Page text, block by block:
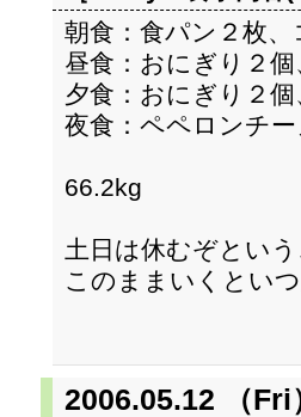
朝食：食パン２枚
昼食：おにぎり２
夕食：おにぎり２
夜食：ペペロンチー
66.2kg
土日は休むぞとい
このままいくといつ
2006.05.12 （Fri